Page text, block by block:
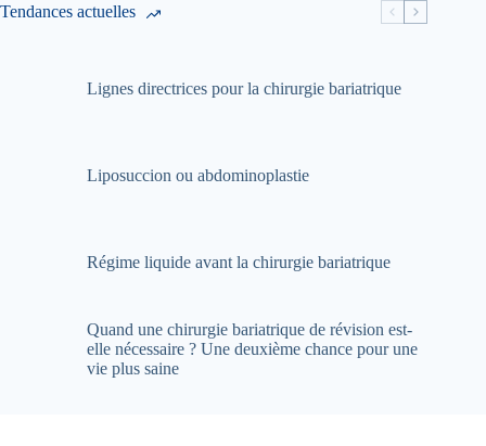
Tendances actuelles
Lignes directrices pour la chirurgie bariatrique
Liposuccion ou abdominoplastie
Régime liquide avant la chirurgie bariatrique
Quand une chirurgie bariatrique de révision est-
elle nécessaire ? Une deuxième chance pour une
vie plus saine